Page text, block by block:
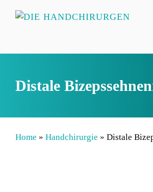
Inhalt
Distale
Home » Handchirurgie » Distale